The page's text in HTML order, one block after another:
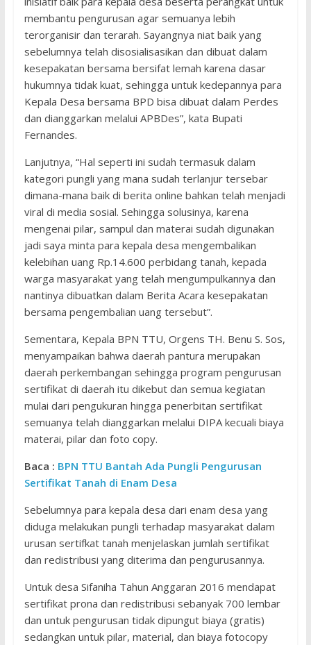
membantu pengurusan agar semuanya lebih
terorganisir dan terarah. Sayangnya niat baik yang
sebelumnya telah disosialisasikan dan dibuat dalam
kesepakatan bersama bersifat lemah karena dasar
hukumnya tidak kuat, sehingga untuk kedepannya para
Kepala Desa bersama BPD bisa dibuat dalam Perdes
dan dianggarkan melalui APBDes”, kata Bupati
Fernandes.
Lanjutnya, “Hal seperti ini sudah termasuk dalam
kategori pungli yang mana sudah terlanjur tersebar
dimana-mana baik di berita online bahkan telah menjadi
viral di media sosial. Sehingga solusinya, karena
mengenai pilar, sampul dan materai sudah digunakan
jadi saya minta para kepala desa mengembalikan
kelebihan uang Rp.14.600 perbidang tanah, kepada
warga masyarakat yang telah mengumpulkannya dan
nantinya dibuatkan dalam Berita Acara kesepakatan
bersama pengembalian uang tersebut”.
Sementara, Kepala BPN TTU, Orgens TH. Benu S. Sos,
menyampaikan bahwa daerah pantura merupakan
daerah perkembangan sehingga program pengurusan
sertifikat di daerah itu dikebut dan semua kegiatan
mulai dari pengukuran hingga penerbitan sertifikat
semuanya telah dianggarkan melalui DIPA kecuali biaya
materai, pilar dan foto copy.
Baca : BPN TTU Bantah Ada Pungli Pengurusan
Sertifikat Tanah di Enam Desa
Sebelumnya para kepala desa dari enam desa yang
diduga melakukan pungli terhadap masyarakat dalam
urusan sertifkat tanah menjelaskan jumlah sertifikat
dan redistribusi yang diterima dan pengurusannya.
Untuk desa Sifaniha Tahun Anggaran 2016 mendapat
sertifikat prona dan redistribusi sebanyak 700 lembar
dan untuk pengurusan tidak dipungut biaya (gratis)
sedangkan untuk pilar, material, dan biaya fotocopy